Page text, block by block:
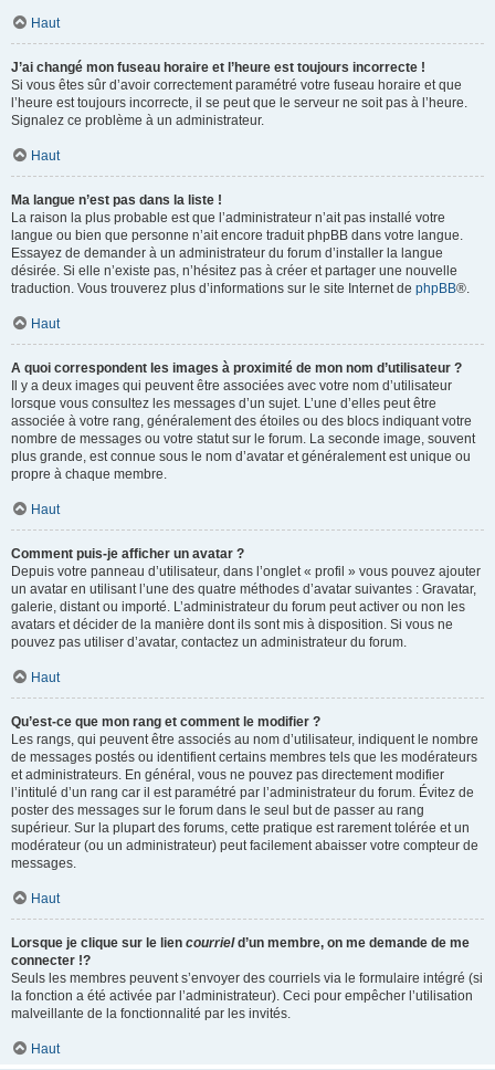
Haut
J’ai changé mon fuseau horaire et l’heure est toujours incorrecte !
Si vous êtes sûr d’avoir correctement paramétré votre fuseau horaire et que
l’heure est toujours incorrecte, il se peut que le serveur ne soit pas à l’heure.
Signalez ce problème à un administrateur.
Haut
Ma langue n’est pas dans la liste !
La raison la plus probable est que l’administrateur n’ait pas installé votre
langue ou bien que personne n’ait encore traduit phpBB dans votre langue.
Essayez de demander à un administrateur du forum d’installer la langue
désirée. Si elle n’existe pas, n’hésitez pas à créer et partager une nouvelle
traduction. Vous trouverez plus d’informations sur le site Internet de phpBB®.
Haut
A quoi correspondent les images à proximité de mon nom d’utilisateur ?
Il y a deux images qui peuvent être associées avec votre nom d’utilisateur
lorsque vous consultez les messages d’un sujet. L’une d’elles peut être
associée à votre rang, généralement des étoiles ou des blocs indiquant votre
nombre de messages ou votre statut sur le forum. La seconde image, souvent
plus grande, est connue sous le nom d’avatar et généralement est unique ou
propre à chaque membre.
Haut
Comment puis-je afficher un avatar ?
Depuis votre panneau d’utilisateur, dans l’onglet « profil » vous pouvez ajouter
un avatar en utilisant l’une des quatre méthodes d’avatar suivantes : Gravatar,
galerie, distant ou importé. L’administrateur du forum peut activer ou non les
avatars et décider de la manière dont ils sont mis à disposition. Si vous ne
pouvez pas utiliser d’avatar, contactez un administrateur du forum.
Haut
Qu’est-ce que mon rang et comment le modifier ?
Les rangs, qui peuvent être associés au nom d’utilisateur, indiquent le nombre
de messages postés ou identifient certains membres tels que les modérateurs
et administrateurs. En général, vous ne pouvez pas directement modifier
l’intitulé d’un rang car il est paramétré par l’administrateur du forum. Évitez de
poster des messages sur le forum dans le seul but de passer au rang
supérieur. Sur la plupart des forums, cette pratique est rarement tolérée et un
modérateur (ou un administrateur) peut facilement abaisser votre compteur de
messages.
Haut
Lorsque je clique sur le lien courrield’un membre, on me demande de me
connecter !?
Seuls les membres peuvent s’envoyer des courriels via le formulaire intégré (si
la fonction a été activée par l’administrateur). Ceci pour empêcher l’utilisation
malveillante de la fonctionnalité par les invités.
Haut